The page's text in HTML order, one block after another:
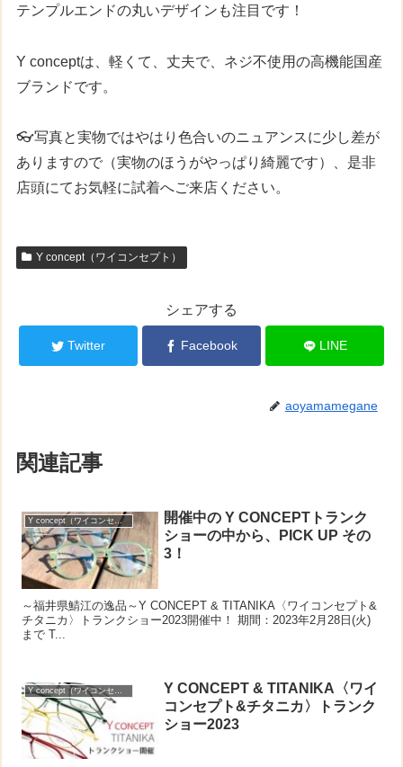
テンプルエンドの丸いデザインも注目です！
Y conceptは、軽くて、丈夫で、ネジ不使用の高機能国産
ブランドです。
👓写真と実物ではやはり色合いのニュアンスに少し差が
ありますので（実物のほうがやっぱり綺麗です）、是非
店頭にてお気軽に試着へご来店ください。
Y concept（ワイコンセプト）
シェアする
Twitter Facebook LINE
aoyamamegane
関連記事
Y concept（ワイコンセプト）
開催中の Y CONCEPTトランク
ショーの中から、PICK UP その
3！
～福井県鯖江の逸品～Y CONCEPT & TITANIKA〈ワイコンセプト&
チタニカ〉トランクショー2023開催中！ 期間：2023年2月28日(火)
まで T...
Y concept（ワイコンセプト）
Y CONCEPT & TITANIKA〈ワイ
コンセプト&チタニカ〉トランク
ショー2023